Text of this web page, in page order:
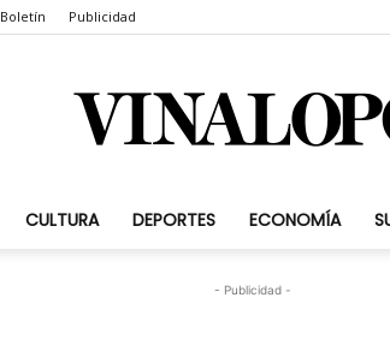
Boletín Publicidad
Vinalopó.com
CULTURA DEPORTES ECONOMÍA
- Publicidad -